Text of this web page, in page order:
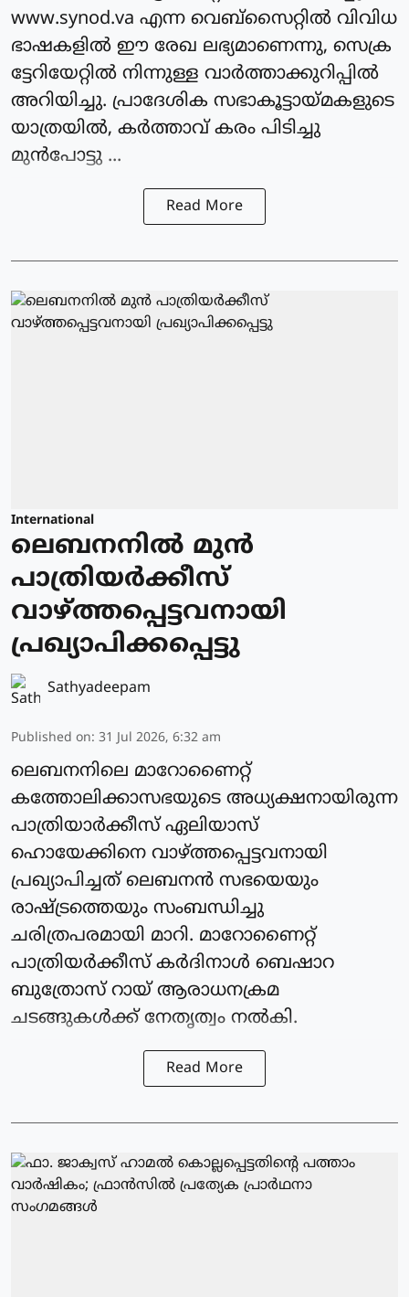
www.synod.va എന്ന വെബ്സൈറ്റില്‍ വിവിധ
ഭാഷകളില്‍ ഈ രേഖ ലഭ്യമാണെന്നു, സെക്ര
ട്ടേറിയേറ്റില്‍ നിന്നുള്ള വാര്‍ത്താക്കുറിപ്പില്‍
അറിയിച്ചു. പ്രാദേശിക സഭാകൂട്ടായ്മകളുടെ
യാത്രയില്‍, കര്‍ത്താവ് കരം പിടിച്ചു
മുന്‍പോട്ടു ...
Read More
International
ലെബനനില്‍ മുന്‍
പാത്രിയര്‍ക്കീസ്
വാഴ്ത്തപ്പെട്ടവനായി
പ്രഖ്യാപിക്കപ്പെട്ടു
Sathyadeepam
Published on: 31 Jul 2026, 6:32 am
ലെബനനിലെ മാറോണൈറ്റ്
കത്തോലിക്കാസഭയുടെ അധ്യക്ഷനായിരുന്ന
പാത്രിയാര്‍ക്കീസ് ഏലിയാസ്
ഹൊയേക്കിനെ വാഴ്ത്തപ്പെട്ടവനായി
പ്രഖ്യാപിച്ചത് ലെബനന്‍ സഭയെയും
രാഷ്ട്രത്തെയും സംബന്ധിച്ചു
ചരിത്രപരമായി മാറി. മാറോണൈറ്റ്
പാത്രിയര്‍ക്കീസ് കർദിനാള്‍ ബെഷാറ
ബുത്രോസ് റായ് ആരാധനക്രമ
ചടങ്ങുകള്‍ക്ക് നേതൃത്വം നല്‍കി.
Read More